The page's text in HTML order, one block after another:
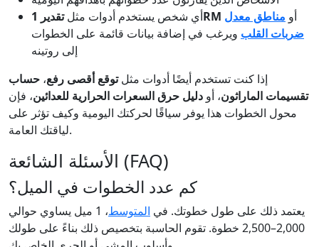
أي شخص يستخدم أدوات مثلتقدير 1RM أو مناطق معدل
ضربات القلب ويرغب في إضافة بيانات قائمة على الخطوات
إلى روتينه
إذا كنت تستخدم أيضًا أدوات مثلتوقع أقصى رفع، حساب
تقسيمات الماراثون، أو دليل حرق السعرات الحرارية للعدائين، فإن
محول الخطوات هذا يوفر سياقًا لحركتك اليومية وكيف تؤثر على
لياقتك العامة.
الأسئلة الشائعة (FAQ)
كم عدد الخطوات في الميل؟
يعتمد ذلك على طول خطوتك. في المتوسط
، 1 ميل يساوي حوالي
2,000–2,500 خطوة. تقوم الحاسبة بتخصيص ذلك بناءً على طولك